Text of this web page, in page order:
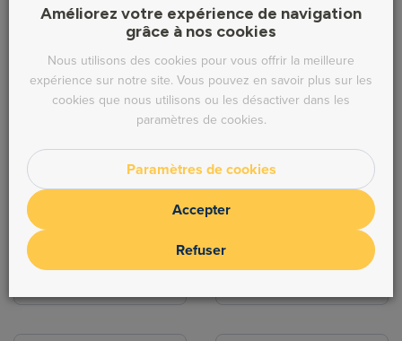
Améliorez votre expérience de navigation
grâce à nos cookies
Nous utilisons des cookies pour vous offrir la meilleure
expérience sur notre site. Vous pouvez en savoir plus sur les
cookies que nous utilisons ou les désactiver dans les
paramètres de cookies.
Paramètres de cookies
Accepter
Refuser